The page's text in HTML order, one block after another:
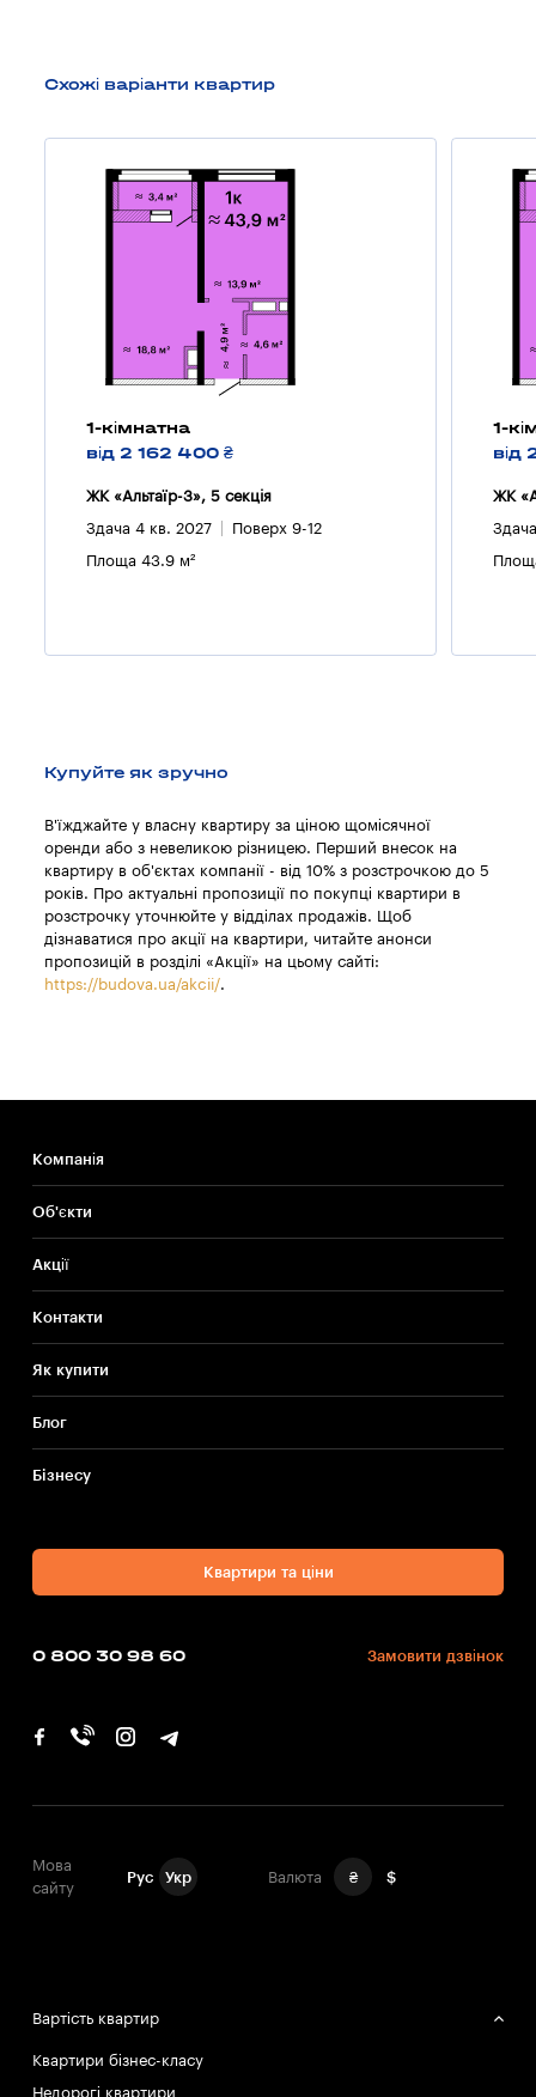
Схожі варіанти квартир
1-кімнатна
від 2 162 400 ₴
ЖК «Альтаїр-3», 5 секцiя
Здача 4 кв. 2027 Поверх 9-12
Площа 43.9 м²
1-
від
ЖК
Купуйте як зручно
В'їжджайте у власну квартиру за ціною щомісячної
оренди або з невеликою різницею. Перший внесок на
квартиру в об'єктах компанії - від 10% з розстрочкою до 5
років. Про актуальні пропозиції по покупці квартири в
розстрочку уточнюйте у відділах продажів. Щоб
дізнаватися про акції на квартири, читайте анонси
пропозицій в розділі «Акції» на цьому сайті:
https://budova.ua/akcii/.
Компанія
Об'єкти
Акції
Контакти
Як купити
Блог
Бiзнесу
Квартири та ціни
0 800 30 98 60 Замовити дзвінок
Мова
сайту
Рус Укр Валюта ₴ $
Вартість квартир
Квартири бізнес-класу
Недорогі квартири